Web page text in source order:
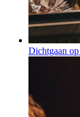
Dichtgaan